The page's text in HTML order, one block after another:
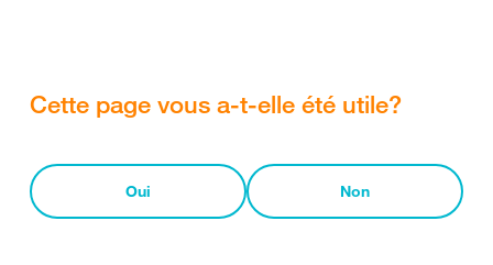
Cette page vous a-t-elle été utile?
Oui Non